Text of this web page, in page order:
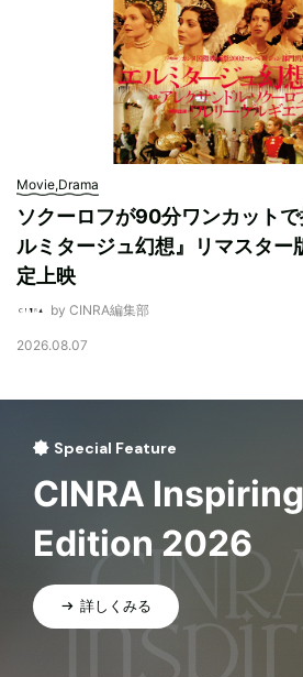
Movie,Drama
ソクーロフが90分ワンカット
ルミタージュ幻想』リマスター
定上映
by CINRA編集部
2026.08.07
Special Feature
CINRA
Edition 2026
詳しくみる